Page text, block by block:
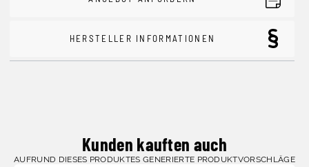
HERSTELLER INFORMATIONEN
Kunden kauften auch
AUFRUND DIESES PRODUKTES GENERIERTE PRODUKTVORSCHLÄGE